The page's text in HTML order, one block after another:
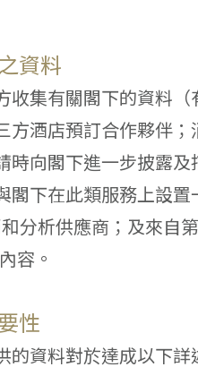
資料
收集有關閣下的資料
方酒店預訂合作夥伴
時向閣下進一步披露
閣下在此類服務上設
分析供應商；及來自
容。
性
的資料對於達成以下詳